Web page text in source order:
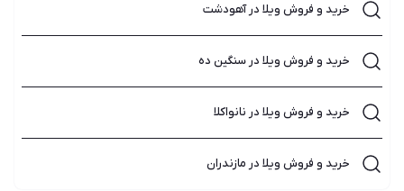
خرید و فروش ویلا در آهودشت
خرید و فروش ویلا در سنگین ده
خرید و فروش ویلا در نانواکلا
خرید و فروش ویلا در مازندران